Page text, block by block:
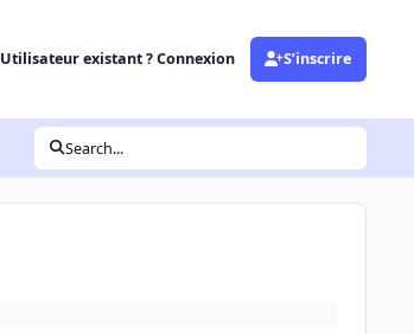
Utilisateur existant ? Connexion S’inscrire
Search...